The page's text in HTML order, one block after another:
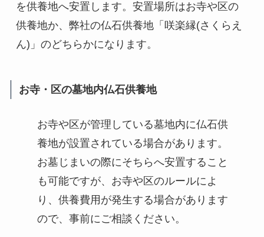
を供養地へ安置します。安置場所はお寺や区の
供養地か、弊社の仏石供養地「咲楽縁(さくらえ
ん)」のどちらかになります。
お寺・区の墓地内仏石供養地
お寺や区が管理している墓地内に仏石供
養地が設置されている場合があります。
お墓じまいの際にそちらへ安置すること
も可能ですが、お寺や区のルールによ
り、供養費用が発生する場合があります
ので、事前にご相談ください。